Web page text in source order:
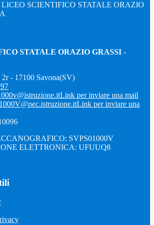
LICEO SCIENTIFICO STATALE ORAZIO
STATALE ORAZIO GRASSI -
- 17100 Savona(SV)
Link per inviare una mail
Link per inviare una
SVPS01000V
ELETTRONICA: UFUUQ8